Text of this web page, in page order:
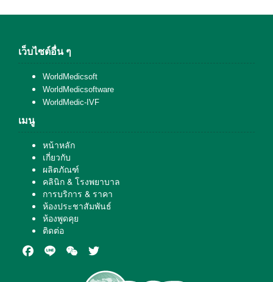
เว็บไซต์อื่น ๆ
WorldMedicsoft
WorldMedicsoftware
WorldMedic-IVF
เมนู
หน้าหลัก
เกี่ยวกับ
ผลิตภัณฑ์
คลินิก & โรงพยาบาล
การบริการ & ราคา
ห้องประชาสัมพันธ์
ห้องพูดคุย
ติดต่อ